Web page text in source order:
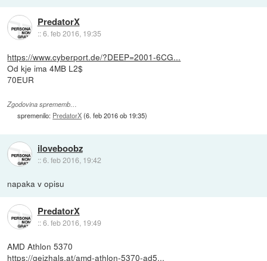
PredatorX
::6. feb 2016, 19:35
https://www.cyberport.de/?DEEP=2001-6CG...
Od kje ima 4MB L2$
70EUR
Zgodovina sprememb…
spremenilo: PredatorX(6. feb 2016 ob 19:35)
iloveboobz
::6. feb 2016, 19:42
napaka v opisu
PredatorX
::6. feb 2016, 19:49
AMD Athlon 5370
https://geizhals.at/amd-athlon-5370-ad5...